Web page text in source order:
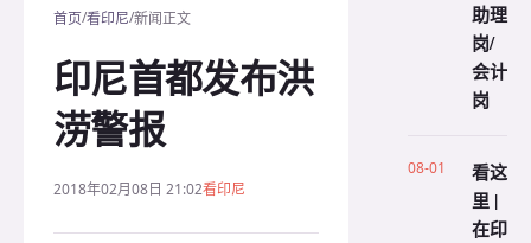
首页/看印尼/新闻正文
印尼首都发布洪
涝警报
2018年02月08日 21:02看印尼
助理
岗/
会计
岗
08-01
看这
里 |
在印